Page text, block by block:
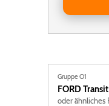
Gruppe O1
FORD
oder ähnliches